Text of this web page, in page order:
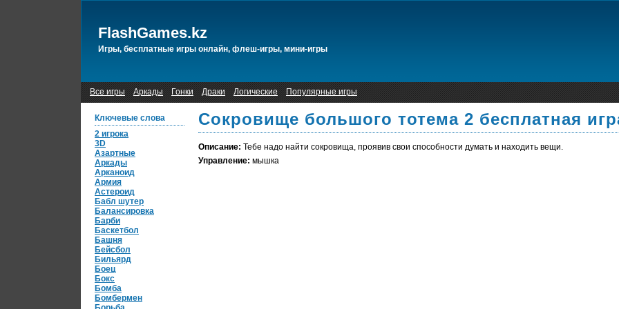
FlashGames.kz
Игры, бесплатные игры онлайн, флеш-игры, мини-игры
Все игры Аркады Гонки Драки Логические Популярные игры
Ключевые слова
2 игрока
3D
Азартные
Аркады
Арканоид
Армия
Астероид
Бабл шутер
Балансировка
Барби
Баскетбол
Башня
Бейсбол
Бильярд
Боец
Бокс
Бомба
Бомбермен
Сокровище большого тотема 2 бесплатная
Описание: Тебе надо найти сокровища, проявив свои способности думать и находить вещи.
Управление: мышка